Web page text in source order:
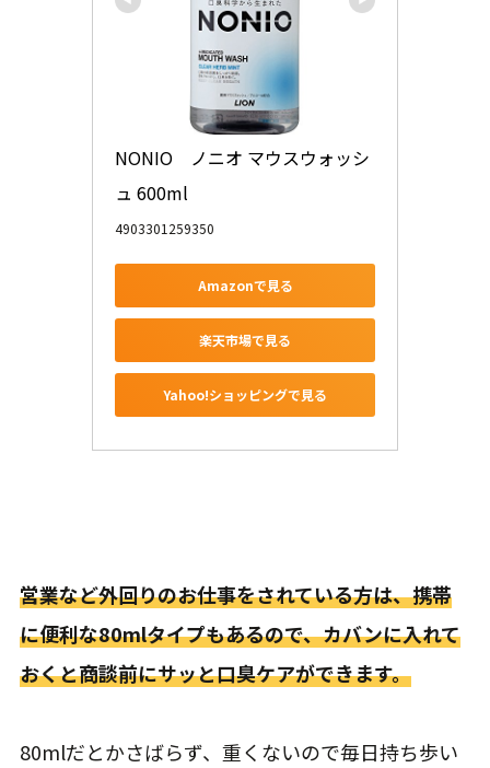
NONIO　ノニオ マウスウォッシ
ュ 600ml
4903301259350
Amazonで見る
楽天市場で見る
Yahoo!ショッピングで見る
営業など外回りのお仕事をされている方は、携帯
に便利な80mlタイプもあるので、カバンに入れて
おくと商談前にサッと口臭ケアができます。
80mlだとかさばらず、重くないので毎日持ち歩い